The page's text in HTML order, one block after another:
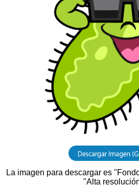
La imagen para descargar es
"Alta